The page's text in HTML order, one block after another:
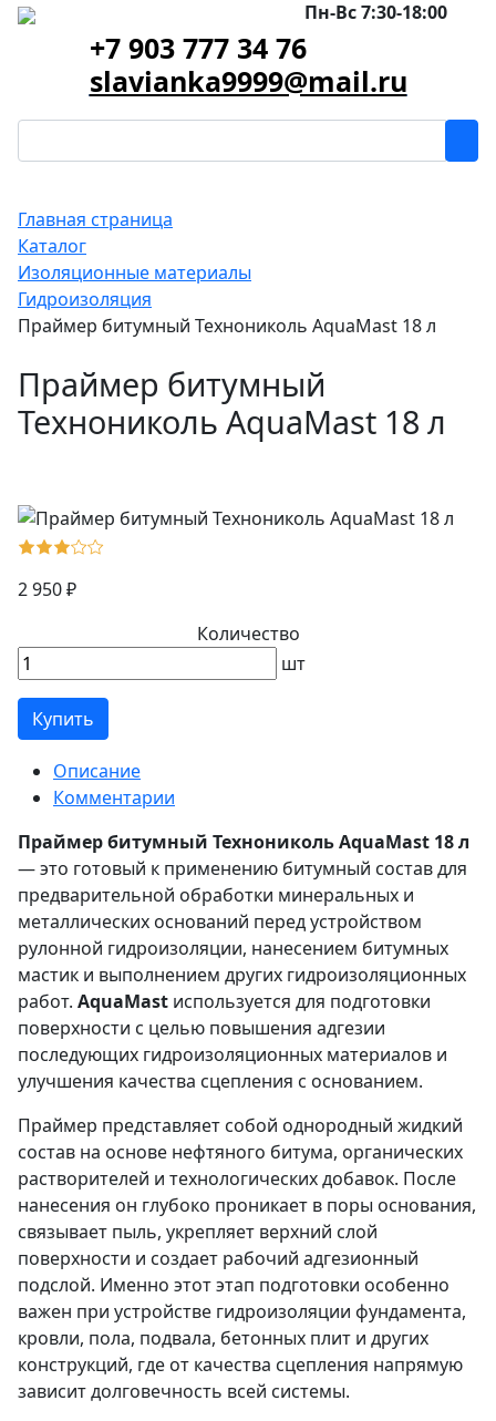
Пн-Вс 7:30-18:00
+7 903 777 34 76
slavianka9999@mail.ru
Главная страница
Каталог
Изоляционные материалы
Гидроизоляция
Праймер битумный Технониколь AquaMast 18 л
Праймер битумный
Технониколь AquaMast 18 л
2 950 ₽
Количество
шт
Купить
Описание
Комментарии
Праймер битумный Технониколь AquaMast 18 л
— это готовый к применению битумный состав для
предварительной обработки минеральных и
металлических оснований перед устройством
рулонной гидроизоляции, нанесением битумных
мастик и выполнением других гидроизоляционных
работ. AquaMast используется для подготовки
поверхности с целью повышения адгезии
последующих гидроизоляционных материалов и
улучшения качества сцепления с основанием.
Праймер представляет собой однородный жидкий
состав на основе нефтяного битума, органических
растворителей и технологических добавок. После
нанесения он глубоко проникает в поры основания,
связывает пыль, укрепляет верхний слой
поверхности и создает рабочий адгезионный
подслой. Именно этот этап подготовки особенно
важен при устройстве гидроизоляции фундамента,
кровли, пола, подвала, бетонных плит и других
конструкций, где от качества сцепления напрямую
зависит долговечность всей системы.